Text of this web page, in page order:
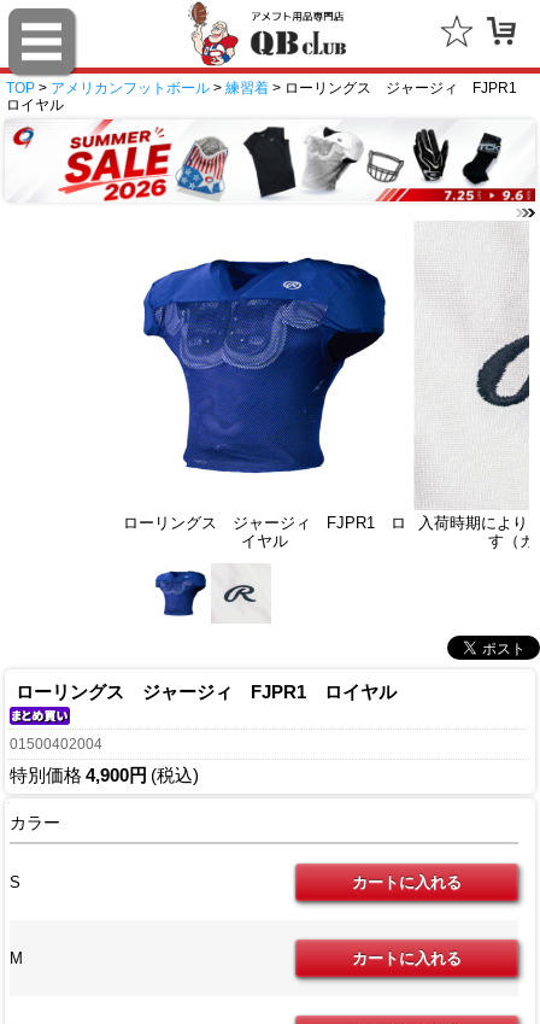
TOP > アメリカンフットボール > 練習着 > ローリングス ジャージィ FJPR1
ロイヤル
ローリングス ジャージィ FJPR1 ロ
イヤル
入荷時期により
す（カ
ローリングス ジャージィ FJPR1 ロイヤル
01500402004
特別価格 4,900円 (税込)
カラー
S
M